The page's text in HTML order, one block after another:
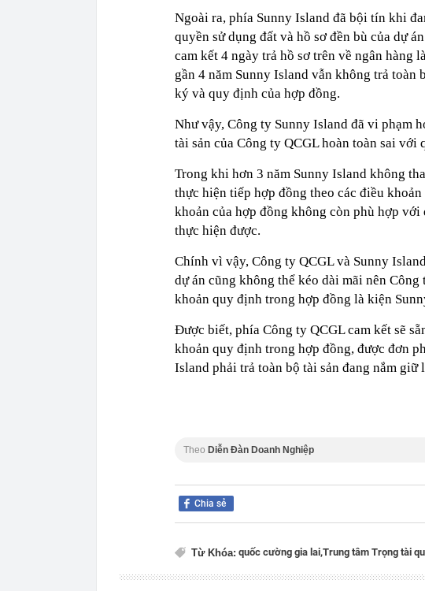
Ngoài ra, phía Sunny Island đã bội tín khi
quyền sử dụng đất và hồ sơ đền bù của dự
cam kết 4 ngày trả hồ sơ trên về ngân hàng
gần 4 năm Sunny Island vẫn không trả toàn
ký và quy định của hợp đồng.
Như vậy, Công ty Sunny Island đã vi phạm
tài sản của Công ty QCGL hoàn toàn sai với
Trong khi hơn 3 năm Sunny Island không
thực hiện tiếp hợp đồng theo các điều
khoản của hợp đồng không còn phù hợp
thực hiện được.
Chính vì vậy, Công ty QCGL và Sunny
dự án cũng không thể kéo dài mãi nên
khoản quy định trong hợp đồng là kiện
Được biết, phía Công ty QCGL cam kết sẽ
khoản quy định trong hợp đồng, được đơn
Island phải trả toàn bộ tài sản đang nắm giữ
Theo Diễn Đàn Doanh Nghiệp
Chia sẻ
Từ Khóa: quốc cường gia lai,Trung tâm Trọng tài